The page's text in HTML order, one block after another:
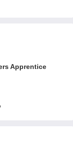
Apprentice